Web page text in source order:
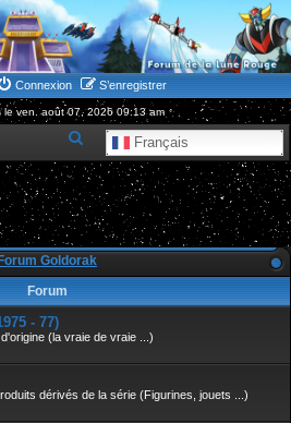
Connexion S’enregistrer
le ven. août 07, 2026 09:13 am
Français
e
c
h
r
Forum Goldorak
Forum
- 77)
(la vraie de vraie ...)
dérivés de la série (Figurines, jouets ...)